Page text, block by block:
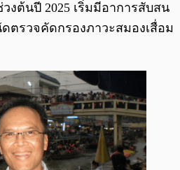
งต้นปี 2025 เริ่มมีอาการสับสน
ตรวจคัดกรองภาวะสมองเสื่อม